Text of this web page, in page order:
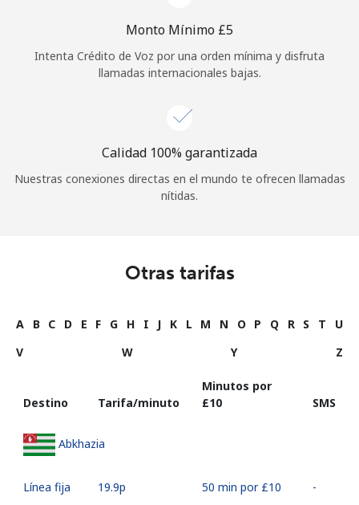
Monto Mínimo ⁦£5⁩
Intenta Crédito de Voz por una orden mínima y disfruta
llamadas internacionales bajas.
Calidad 100% garantizada
Nuestras conexiones directas en el mundo te ofrecen llamadas
nítidas.
Otras tarifas
A B C D E F G H I J K L M N O P Q R S T
U
V
W Y Z
Destino Tarifa/minuto
Minutos por
⁦£10⁩
SMS
Abkhazia
Línea fija ⁦19.9p⁩ 50 min por ⁦£10⁩ -